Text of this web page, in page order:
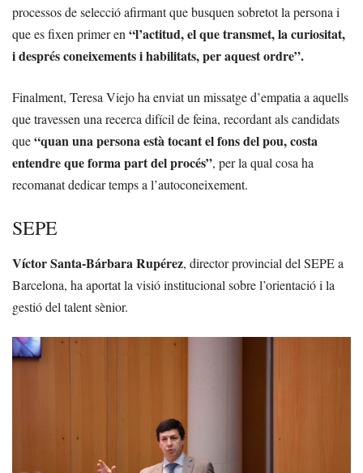
processos de selecció afirmant que busquen sobretot la persona i
que es fixen primer en“l’actitud, el que transmet, la curiositat,
i després coneixements i habilitats, per aquest ordre”.
Finalment, Teresa Viejo ha enviat un missatge d’empatia a aquells
que travessen una recerca difícil de feina, recordant als candidats
que“quan una persona està tocant el fons del pou, costa
entendre que forma part del procés”, per la qual cosa ha
recomanat dedicar temps a l’autoconeixement.
SEPE
Víctor Santa-Bárbara Rupérez, director provincial del SEPE a
Barcelona, ha aportat la visió institucional sobre l’orientació i la
gestió del talent sènior.